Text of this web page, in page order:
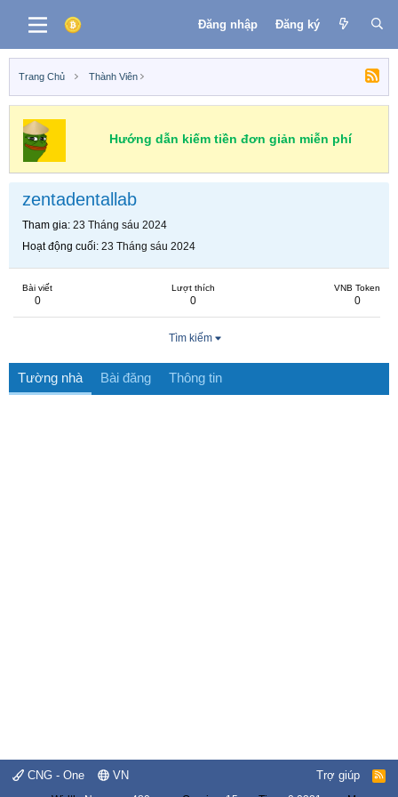
Đăng nhập Đăng ký
Trang Chủ Thành Viên
Hướng dẫn kiếm tiền đơn giản miễn phí
zentadentallab
Tham gia 23 Tháng sáu 2024
Hoạt động cuối 23 Tháng sáu 2024
Bài viết
0
Lượt thích
0
VNB Token
0
Tìm kiếm
Tường nhà Bài đăng Thông tin
CNG - One VN Trợ giúp
R